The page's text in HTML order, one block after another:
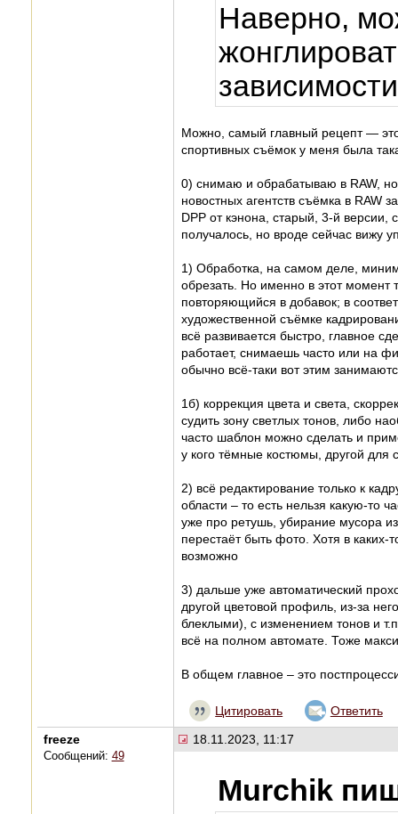
Наверно,
Можно, самый главный рецепт —
спортивных съёмок у меня была
0) снимаю и обрабатываю в RAW,
новостных агентств съёмка в RAW
DPP от кэнона, старый, 3-й версии,
получалось, но вроде сейчас вижу
1) Обработка, на самом деле,
обрезать. Но именно в этот
повторяющийся в добавок; в
художественной съёмке
всё развивается быстро, главное
работает, снимаешь часто или на
обычно всё-таки вот этим
1б) коррекция цвета и света,
судить зону светлых тонов, либо
часто шаблон можно сделать и
у кого тёмные костюмы, другой для
2) всё редактирование только к
области – то есть нельзя какую-то
уже про ретушь, убирание мусора
перестаёт быть фото. Хотя в каких-
возможно
3) дальше уже автоматический
другой цветовой профиль, из-за
блеклыми), с изменением тонов и
всё на полном автомате. Тоже
В общем главное – это
Цитировать Ответить
freeze
Сообщений: 49
18.11.2023, 11:17
Murchik